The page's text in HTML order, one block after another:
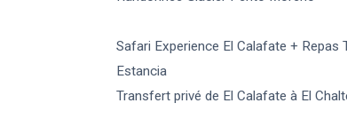
Safari Experience El Calafate + Repas
Estancia
Transfert privé de El Calafate à El